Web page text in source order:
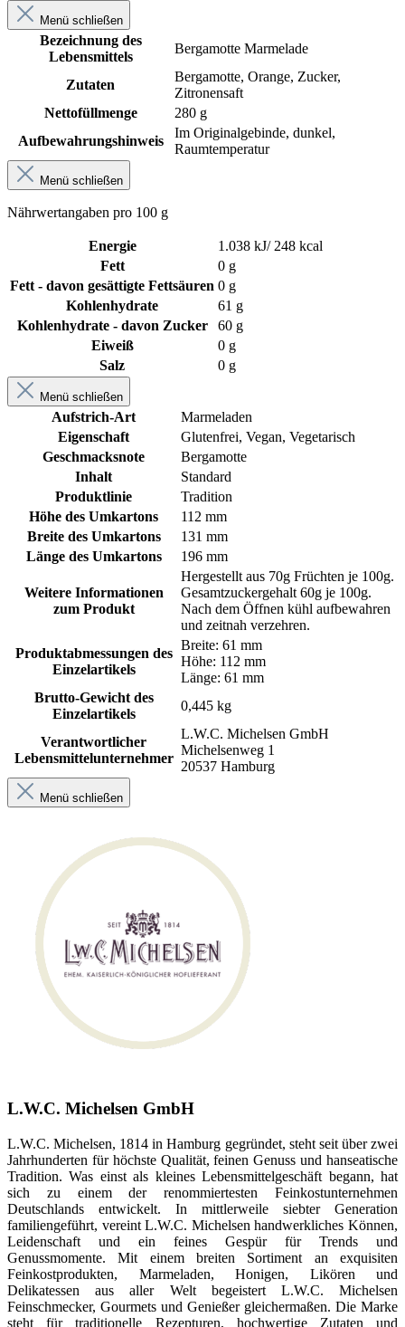
Menü schließen
Bezeichnung des
Lebensmittels
Bergamotte Marmelade
Zutaten
Bergamotte, Orange, Zucker,
Zitronensaft
Nettofüllmenge
280 g
Aufbewahrungshinweis
Im Originalgebinde, dunkel,
Raumtemperatur
Menü schließen
Nährwertangaben pro 100 g
Energie
1.038 kJ/ 248 kcal
Fett
0 g
Fett - davon gesättigte Fettsäuren 0 g
Kohlenhydrate
61 g
Kohlenhydrate - davon Zucker
60 g
Eiweiß
0 g
Salz
0 g
Menü schließen
Aufstrich-Art
Marmeladen
Eigenschaft
Glutenfrei, Vegan, Vegetarisch
Geschmacksnote
Bergamotte
Inhalt
Standard
Produktlinie
Tradition
Höhe des Umkartons
112 mm
Breite des Umkartons
131 mm
Länge des Umkartons
196 mm
Weitere Informationen
zum Produkt
Hergestellt aus 70g Früchten je 100g.
Gesamtzuckergehalt 60g je 100g.
Nach dem Öffnen kühl aufbewahren
und zeitnah verzehren.
Produktabmessungen des
Einzelartikels
Breite: 61 mm
Höhe: 112 mm
Länge: 61 mm
Brutto-Gewicht des
Einzelartikels
0,445 kg
Verantwortlicher
Lebensmittelunternehmer
L.W.C. Michelsen GmbH
Michelsenweg 1
20537 Hamburg
Menü schließen
L.W.C. Michelsen GmbH
L.W.C. Michelsen, 1814 in Hamburg gegründet, steht seit über zwei
Jahrhunderten für höchste Qualität, feinen Genuss und hanseatische
Tradition. Was einst als kleines Lebensmittelgeschäft begann, hat
sich zu einem der renommiertesten Feinkostunternehmen
Deutschlands entwickelt. In mittlerweile siebter Generation
familiengeführt, vereint L.W.C. Michelsen handwerkliches Können,
Leidenschaft und ein feines Gespür für Trends und
Genussmomente. Mit einem breiten Sortiment an exquisiten
Feinkostprodukten, Marmeladen, Honigen, Likören und
Delikatessen aus aller Welt begeistert L.W.C. Michelsen
Feinschmecker, Gourmets und Genießer gleichermaßen. Die Marke
steht für traditionelle Rezepturen, hochwertige Zutaten und